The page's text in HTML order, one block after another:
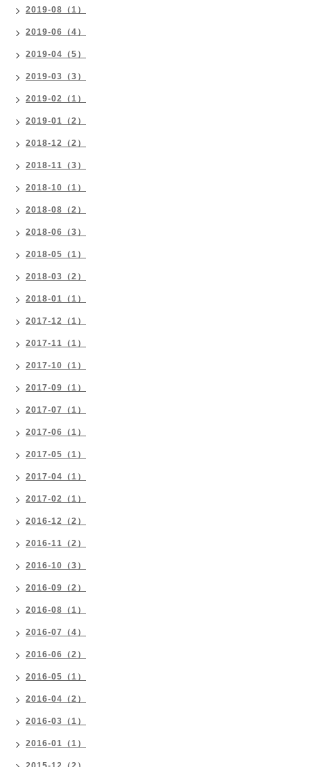
2019-08（1）
2019-06（4）
2019-04（5）
2019-03（3）
2019-02（1）
2019-01（2）
2018-12（2）
2018-11（3）
2018-10（1）
2018-08（2）
2018-06（3）
2018-05（1）
2018-03（2）
2018-01（1）
2017-12（1）
2017-11（1）
2017-10（1）
2017-09（1）
2017-07（1）
2017-06（1）
2017-05（1）
2017-04（1）
2017-02（1）
2016-12（2）
2016-11（2）
2016-10（3）
2016-09（2）
2016-08（1）
2016-07（4）
2016-06（2）
2016-05（1）
2016-04（2）
2016-03（1）
2016-01（1）